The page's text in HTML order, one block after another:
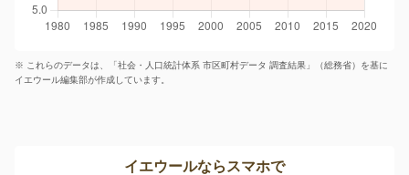
※ これらのデータは、「社会・人口統計体系 市区町村データ 調査結果」（総務省）を基に
イエウール編集部が作成しています。
イエウールならスマホで